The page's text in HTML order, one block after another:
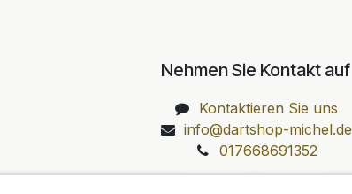
Nehmen Sie Kontakt auf
Kontaktieren Sie uns
info@dartshop-michel.de
017668691352